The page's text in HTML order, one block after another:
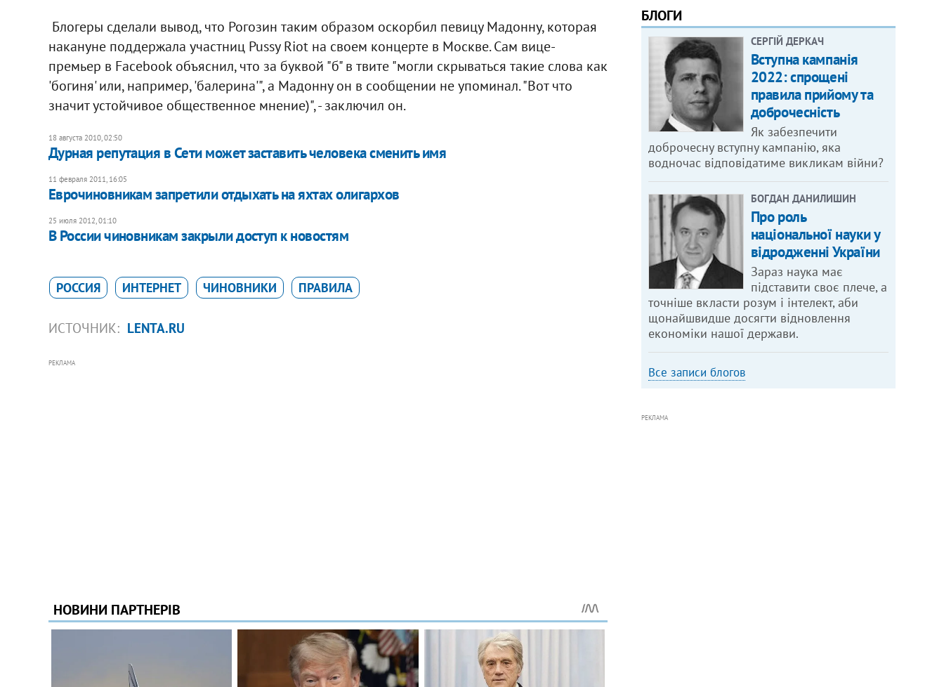
Блогеры сделали вывод, что Рогозин таким образом оскорбил певицу Мадонну, которая
накануне поддержала участниц Pussy Riot на своем концерте в Москве. Сам вице-
премьер в Facebook объяснил, что за буквой "б" в твите "могли скрываться такие слова как
'богиня' или, например, 'балерина'", а Мадонну он в сообщении не упоминал. "Вот что
значит устойчивое общественное мнение)", - заключил он.
18 августа 2010, 02:50
Дурная репутация в Сети может заставить человека сменить имя
11 февраля 2011, 16:05
Еврочиновникам запретили отдыхать на яхтах олигархов
25 июля 2012, 01:10
В России чиновникам закрыли доступ к новостям
РОССИЯ ИНТЕРНЕТ ЧИНОВНИКИ ПРАВИЛА
ИСТОЧНИК: LENTA.RU
РЕКЛАМА
БЛОГИ
СЕРГІЙ ДЕРКАЧ
Вступна кампанія
2022: спрощені
правила прийому та
доброчесність
Як забезпечити
доброчесну вступну кампанію, яка
водночас відповідатиме викликам війни?
БОГДАН ДАНИЛИШИН
Про роль
національної науки у
відродженні України
Зараз наука має
підставити своє плече, а
точніше вкласти розум і інтелект, аби
щонайшвидше досягти відновлення
економіки нашої держави.
Все записи блогов
РЕКЛАМА